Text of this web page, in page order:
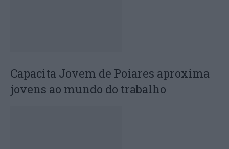
Capacita Jovem de Poiares aproxima
jovens ao mundo do trabalho